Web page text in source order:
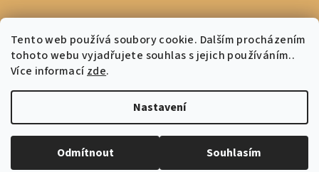
Tento web používá soubory cookie. Dalším procházením
tohoto webu vyjadřujete souhlas s jejich používáním..
Více informacízde.
Nastavení
Odmítnout Souhlasím
Coffee Culture